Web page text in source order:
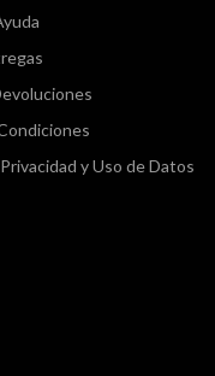
y Uso de Datos